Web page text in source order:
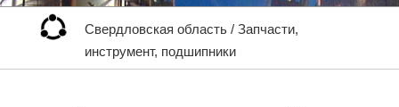
Свердловская область / Запчасти,
инструмент, подшипники